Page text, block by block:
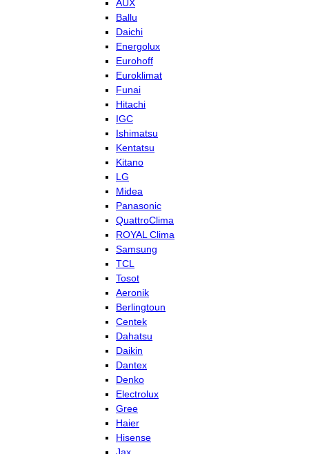
AUX
Ballu
Daichi
Energolux
Eurohoff
Euroklimat
Funai
Hitachi
IGC
Ishimatsu
Kentatsu
Kitano
LG
Midea
Panasonic
QuattroClima
ROYAL Clima
Samsung
TCL
Tosot
Aeronik
Berlingtoun
Centek
Dahatsu
Daikin
Dantex
Denko
Electrolux
Gree
Haier
Hisense